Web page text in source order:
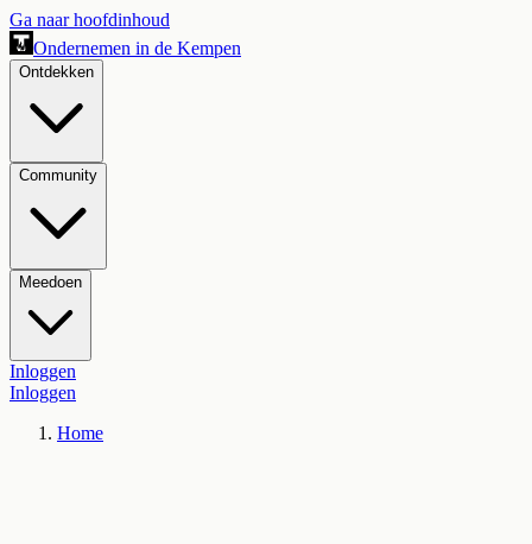
Ga naar hoofdinhoud
Ondernemen in de Kempen
Ontdekken
Community
Meedoen
Inloggen
Inloggen
Home